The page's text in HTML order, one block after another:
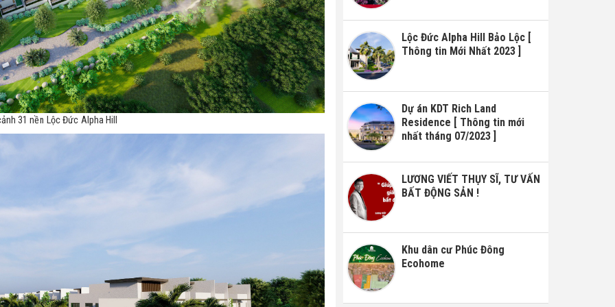
31 nền Lộc Đức Alpha Hill
Lộc Đức Alpha Hill Bảo Lộc [
Thông tin Mới Nhất 2023 ]
Dự án KDT Rich Land
Residence [ Thông tin mới
nhất tháng 07/2023 ]
LƯƠNG VIẾT THỤY SĨ, TƯ VẤN
BẤT ĐỘNG SẢN !
Khu dân cư Phúc Đông
Ecohome